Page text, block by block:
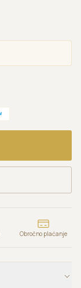
Obročno plaćanje